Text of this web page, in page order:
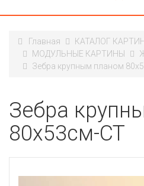
Главная
КАТАЛОГ КАРТИН
МОДУЛЬНЫЕ КАРТИНЫ
Зебра крупным планом
Зебра
80x53см-CT